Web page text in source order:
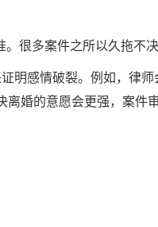
很多案件之所以久拖不
明感情破裂。例如，律
婚的意愿会更强，案件